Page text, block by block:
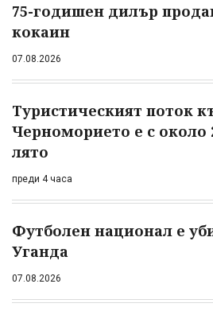
75-годишен дилър
кокаин
07.08.2026
Туристическият поток
Черноморието е с около
лято
преди 4 часа
Футболен национал е
Уганда
07.08.2026